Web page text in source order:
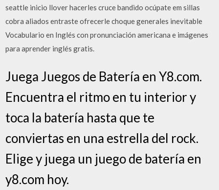
seattle inicio llover hacerles cruce bandido ocúpate em sillas
cobra aliados entraste ofrecerle choque generales inevitable
Vocabulario en Inglés con pronunciación americana e imágenes
para aprender inglés gratis.
Juega Juegos de Batería en Y8.com.
Encuentra el ritmo en tu interior y
toca la batería hasta que te
conviertas en una estrella del rock.
Elige y juega un juego de batería en
y8.com hoy.